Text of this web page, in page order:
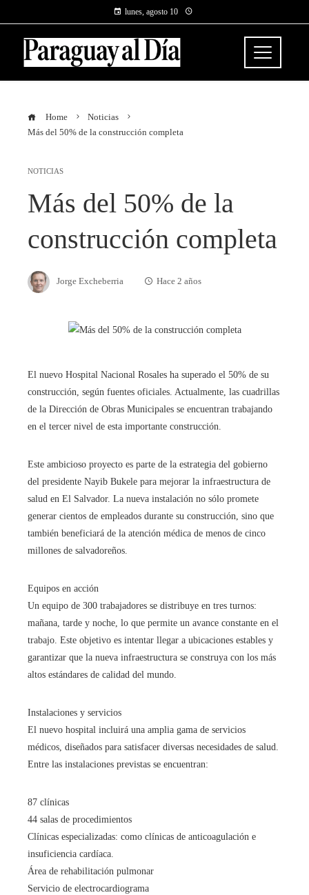
lunes, agosto 10
Home
Noticias
Más del 50% de la construcción completa
NOTICIAS
Más del 50% de la
construcción completa
Jorge Excheberria Hace 2 años
El nuevo Hospital Nacional Rosales ha superado el 50% de su
construcción, según fuentes oficiales. Actualmente, las cuadrillas
de la Dirección de Obras Municipales se encuentran trabajando
en el tercer nivel de esta importante construcción.
Este ambicioso proyecto es parte de la estrategia del gobierno
del presidente Nayib Bukele para mejorar la infraestructura de
salud en El Salvador. La nueva instalación no sólo promete
generar cientos de empleados durante su construcción, sino que
también beneficiará de la atención médica de menos de cinco
millones de salvadoreños.
Equipos en acción
Un equipo de 300 trabajadores se distribuye en tres turnos:
mañana, tarde y noche, lo que permite un avance constante en el
trabajo. Este objetivo es intentar llegar a ubicaciones estables y
garantizar que la nueva infraestructura se construya con los más
altos estándares de calidad del mundo.
Instalaciones y servicios
El nuevo hospital incluirá una amplia gama de servicios
médicos, diseñados para satisfacer diversas necesidades de salud.
Entre las instalaciones previstas se encuentran:
87 clínicas
44 salas de procedimientos
Clínicas especializadas: como clínicas de anticoagulación e
insuficiencia cardíaca.
Área de rehabilitación pulmonar
Servicio de electrocardiograma